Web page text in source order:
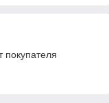
покупателя